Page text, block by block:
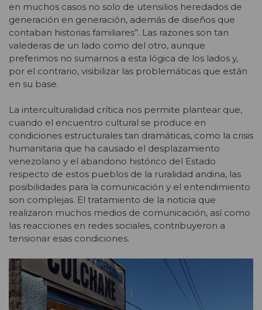
en muchos casos no solo de utensilios heredados de
generación en generación, además de diseños que
contaban historias familiares”. Las razones son tan
valederas de un lado como del otro, aunque
preferimos no sumarnos a esta lógica de los lados y,
por el contrario, visibilizar las problemáticas que están
en su base.
La interculturalidad crítica nos permite plantear que,
cuando el encuentro cultural se produce en
condiciones estructurales tan dramáticas, como la crisis
humanitaria que ha causado el desplazamiento
venezolano y el abandono histórico del Estado
respecto de estos pueblos de la ruralidad andina, las
posibilidades para la comunicación y el entendimiento
son complejas. El tratamiento de la noticia que
realizaron muchos medios de comunicación, así como
las reacciones en redes sociales, contribuyeron a
tensionar esas condiciones.